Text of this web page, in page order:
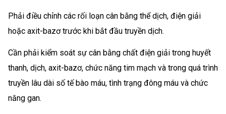
Phải điều chỉnh các rối loạn cân bằng thể dịch, điện giải
hoặc axit-bazơ trước khi bắt đầu truyền dịch.
Cần phải kiểm soát sự cân bằng chất điện giải trong huyết
thanh, dịch, axit-bazơ, chức năng tim mạch và trong quá trình
truyền lâu dài số tế bào máu, tình trạng đông máu và chức
năng gan.